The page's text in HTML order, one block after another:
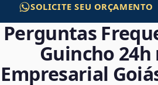
SOLICITE SEU ORÇAMENTO
Perguntas
Guincho 24h
Empresarial